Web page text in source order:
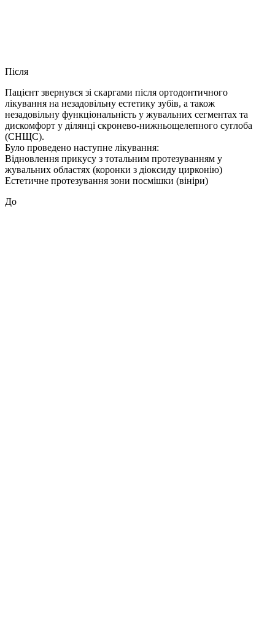
Після
Пацієнт звернувся зі скаргами після ортодонтичного
лікування на незадовільну естетику зубів, а також
незадовільну функціональність у жувальних сегментах та
дискомфорт у ділянці скронево-нижньощелепного суглоба
(СНЩС).
Було проведено наступне лікування:
Відновлення прикусу з тотальним протезуванням у
жувальних областях (коронки з діоксиду цирконію)
Естетичне протезування зони посмішки (вініри)
До